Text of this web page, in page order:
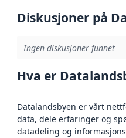
Diskusjoner på
Ingen diskusjoner funnet
Hva er
Datalandsbyen er vårt
data, dele erfaringer og
datadeling og